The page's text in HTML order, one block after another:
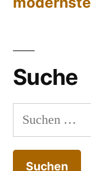
Suche
Suchen
nach: